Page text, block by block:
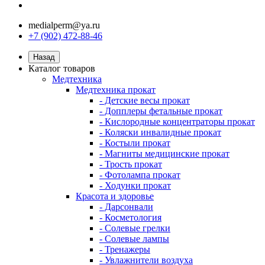
medialperm@ya.ru
+7 (902) 472-88-46
Назад
Каталог товаров
Медтехника
Медтехника прокат
- Детские весы прокат
- Допплеры фетальные прокат
- Кислородные концентраторы прокат
- Коляски инвалидные прокат
- Костыли прокат
- Магниты медицинские прокат
- Трость прокат
- Фотолампа прокат
- Ходунки прокат
Красота и здоровье
- Дарсонвали
- Косметология
- Солевые грелки
- Солевые лампы
- Тренажеры
- Увлажнители воздуха